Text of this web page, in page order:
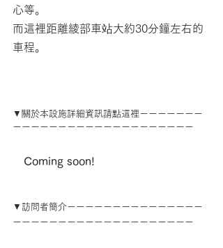
心等。
而這裡距離綾部車站大約30分鐘左右的
車程。
▼關於本設施詳細資訊請點這裡ーーーーーーー
ーーーーーーーーーーーーーーーーーーーー
Coming soon!
▼訪問者簡介ーーーーーーーーーーーーーーー
ーーーーーーーーーーーーーーーーーーーー